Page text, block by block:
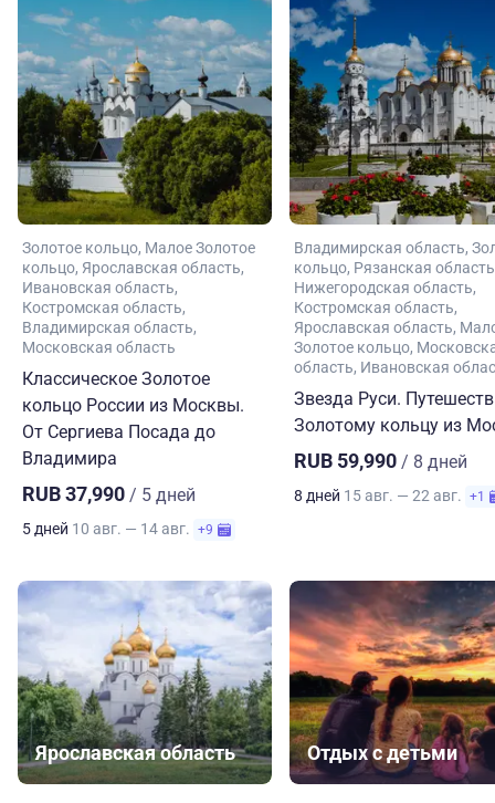
Золотое кольцо Малое Золотое
кольцо Ярославская область
Ивановская область
Костромская область
Владимирская область
Московская область
Классическое Золотое
кольцо России из Москвы.
От Сергиева Посада до
Владимира
RUB 37,990 / 5 дней
5 дней 10 авг. — 14 авг. +9
Владимирская область
кольцо Рязанская область
Нижегородская область
Костромская область
Ярославская область
Золотое кольцо
область Ивановская
Звезда Руси.
Золотому кольцу из
RUB 59,990 / 8 дней
8 дней 15 авг. — 22 авг. +1
Ярославская область Отдых с детьми